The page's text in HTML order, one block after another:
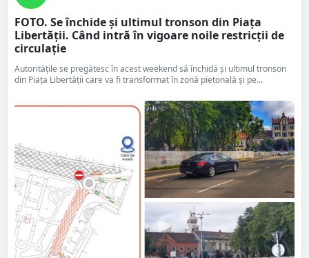
FOTO. Se închide și ultimul tronson din Piața
Libertății. Când intră în vigoare noile restricții de
circulație
Autoritățile se pregătesc în acest weekend să închidă și ultimul tronson
din Piața Libertății care va fi transformat în zonă pietonală și pe...